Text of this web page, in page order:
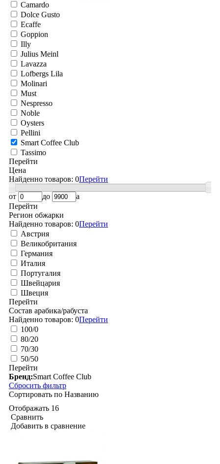
Camardo
Dolce Gusto
Ecaffe
Goppion
Illy
Julius Meinl
Lavazza
Lofbergs Lila
Molinari
Must
Nespresso
Noble
Oysters
Pellini
Smart Coffee Club
Tassimo
Перейти
Цена
Найденно товаров: 0Перейти
от до
a
Перейти
Регион обжарки
Найденно товаров: 0Перейти
Австрия
Великобритания
Германия
Италия
Португалия
Швейцария
Швеция
Перейти
Состав арабика/рабуста
Найденно товаров: 0Перейти
100/0
80/20
70/30
50/50
Перейти
Бренд:Smart Coffee Club
Сбросить фильтр
Сортировать по Названию
Отображать 16
Сравнить
Добавить в сравнение